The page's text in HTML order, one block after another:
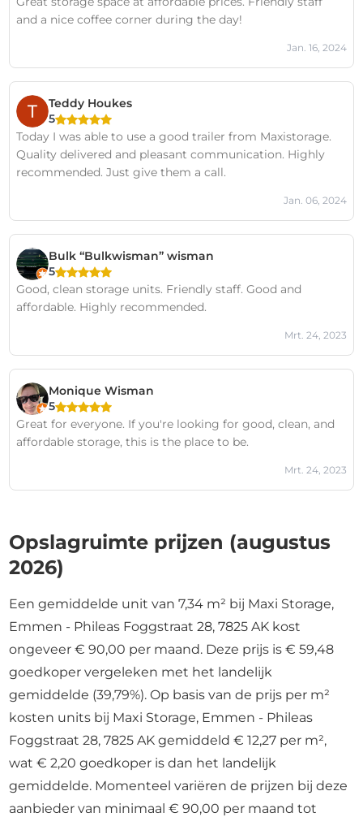
and a nice coffee corner during the day!
Jan. 16, 2024
Teddy Houkes
5
Today I was able to use a good trailer from Maxistorage.
Quality delivered and pleasant communication. Highly
recommended. Just give them a call.
Jan. 06, 2024
Bulk “Bulkwisman” wisman
5
Good, clean storage units. Friendly staff. Good and
affordable. Highly recommended.
Mrt. 24, 2023
Monique Wisman
5
Great for everyone. If you're looking for good, clean, and
affordable storage, this is the place to be.
Mrt. 24, 2023
Opslagruimte prijzen (augustus
2026)
Een gemiddelde unit van 7,34 m² bij Maxi Storage,
Emmen - Phileas Foggstraat 28, 7825 AK kost
ongeveer € 90,00 per maand. Deze prijs is € 59,48
goedkoper vergeleken met het landelijk
gemiddelde (39,79%). Op basis van de prijs per m²
kosten units bij Maxi Storage, Emmen - Phileas
Foggstraat 28, 7825 AK gemiddeld € 12,27 per m²,
wat € 2,20 goedkoper is dan het landelijk
gemiddelde. Momenteel variëren de prijzen bij deze
aanbieder van minimaal € 90,00 per maand tot